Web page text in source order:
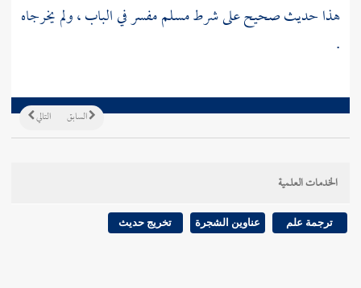
هذا حديث صحيح على شرطمسلممفسر في الباب ، ولم يخرجاه
.
التالي السابق
الخدمات العلمية
ترجمة علم عناوين الشجرة تخريج حديث